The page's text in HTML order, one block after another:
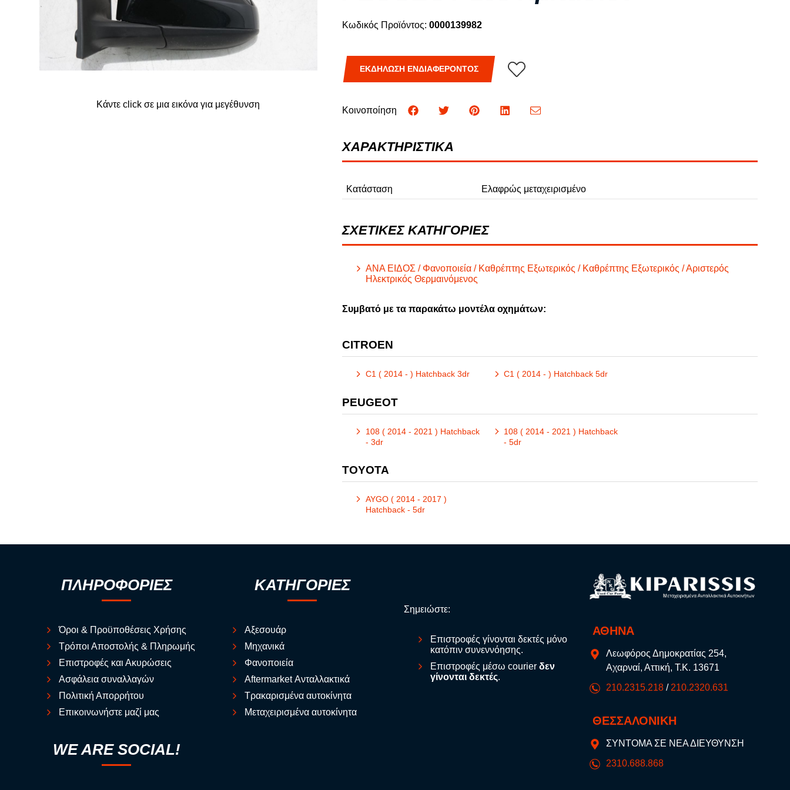
GREAT WALL
Φ
Κάντε click σε μια εικόνα για μεγέθυνση
Κωδικός Προϊόντος: 0000139982
ΕΚΔΗΛΩΣΗ ΕΝΔΙΑΦΕΡΟΝΤΟΣ
Κοινοποίηση
ΧΑΡΑΚΤΗΡΙΣΤΙΚΑ
Κατάσταση Ελαφρώς μεταχειρισμένο
ΣΧΕΤΙΚΕΣ ΚΑΤΗΓΟΡΙΕΣ
ΑΝΑ ΕΙΔΟΣ / Φανοποιεία / Καθρέπτης Εξωτερικός / Καθρέπτης Εξωτερικός / Αριστερός
Ηλεκτρικός Θερμαινόμενος
Συμβατό με τα παρακάτω μοντέλα οχημάτων:
CITROEN
C1 ( 2014 - ) Hatchback 3dr C1 ( 2014 - ) Hatchback 5dr
PEUGEOT
108 ( 2014 - 2021 ) Hatchback
- 3dr
108 ( 2014 - 2021 ) Hatchback
- 5dr
TOYOTA
AYGO ( 2014 - 2017 )
Hatchback - 5dr
ΠΛΗΡΟΦΟΡΙΕΣ
Όροι & Προϋποθέσεις Χρήσης
Τρόποι Αποστολής & Πληρωμής
Επιστροφές και Ακυρώσεις
Ασφάλεια συναλλαγών
Πολιτική Απορρήτου
Επικοινωνήστε μαζί μας
WE ARE SOCIAL!
ΚΑΤΗΓΟΡΙΕΣ
Αξεσουάρ
Μηχανικά
Φανοποιεία
Aftermarket Ανταλλακτικά
Τρακαρισμένα αυτοκίνητα
Μεταχειρισμένα αυτοκίνητα
Σημειώστε:
Επιστροφές γίνονται δεκτές μόνο
κατόπιν συνεννόησης.
Επιστροφές μέσω courier δεν
γίνονται δεκτές.
ΑΘΗΝΑ
Λεωφόρος Δημοκρατίας 254,
Αχαρναί, Αττική, Τ.Κ. 13671
210.2315.218 / 210.2320.631
ΘΕΣΣΑΛΟΝΙΚΗ
ΣΥΝΤΟΜΑ ΣΕ ΝΕΑ ΔΙΕΥΘΥΝΣΗ
2310.688.868